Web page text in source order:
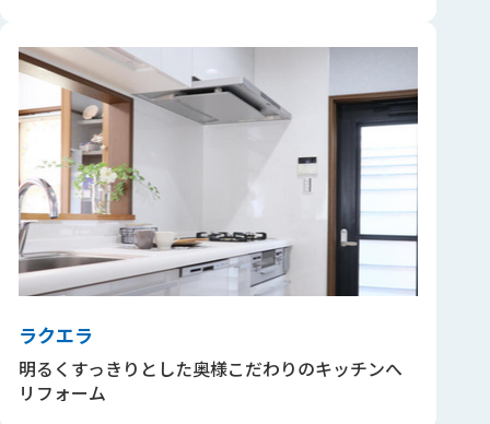
ラクエラ
明るくすっきりとした奥様こだわりのキッチンへ
リフォーム